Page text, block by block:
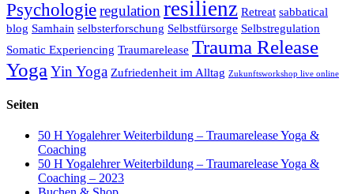
Psychologieregulation resilienz Retreat sabbatical
blog Samhain selbsterforschung Selbstfürsorge Selbstregulation
Somatic Experiencing Traumarelease Trauma Release
Yoga Yin Yoga Zufriedenheit im Alltag Zukunftsworkshop live online
Seiten
50 H Yogalehrer Weiterbildung – Traumarelease Yoga &
Coaching
50 H Yogalehrer Weiterbildung – Traumarelease Yoga &
Coaching – 2023